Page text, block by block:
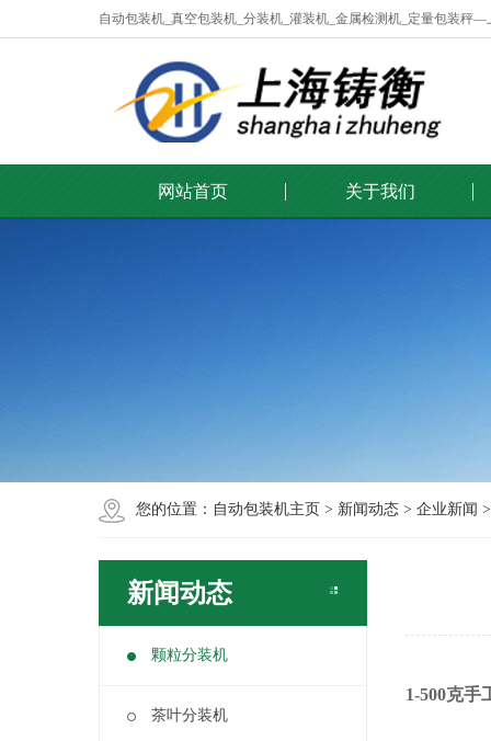
自动包装机_真空包装机_分装机_灌装机_金属检测机_定量包装秤
网站首页 关于我们
您的位置： 自动包装机主页 > 新闻动态 > 企业新闻
新闻动态
颗粒分装机
茶叶分装机
1-500克手